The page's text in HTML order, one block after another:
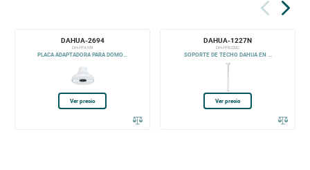
DAHUA-2694
DH-PFA109
PLACA ADAPTADORA PARA DOMO...
Ver precio
DAHUA-1227N
DH-PFB220C
SOPORTE DE TECHO DAHUA EN ...
Ver precio